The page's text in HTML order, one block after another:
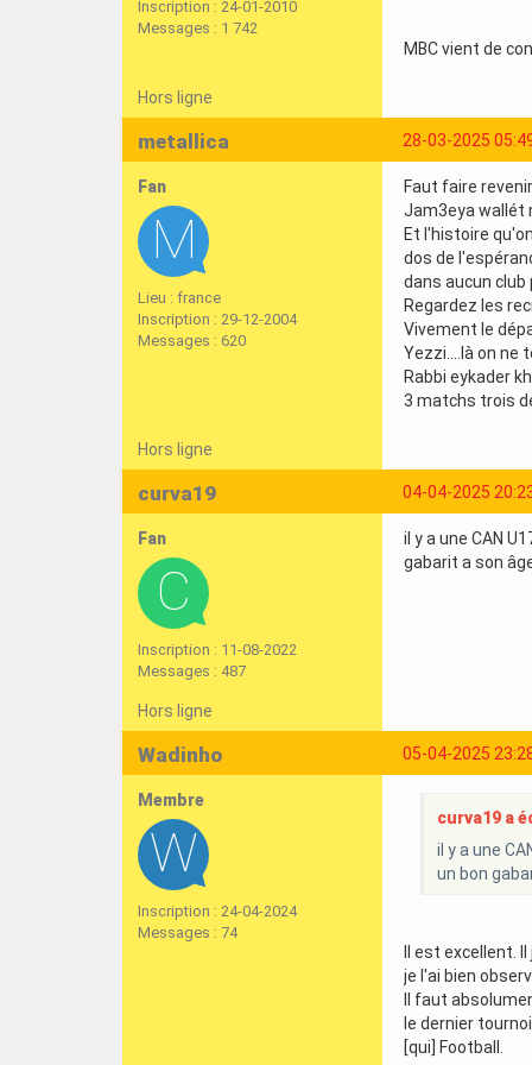
Inscription : 24-01-2010
Messages : 1 742
MBC vient de
Hors ligne
28-03-2025
metallica
Fan
Lieu : france
Inscription : 29-12-2004
Messages : 620
Faut faire
Jam3eya wallét
Et l'histoire
dos de
dans aucun club
Regardez les
Vivement le
Yezzi....là on ne
Rabbi eykader
3 matchs trois
Hors ligne
04-04-2025
curva19
Fan
Inscription : 11-08-2022
Messages : 487
il y a une CAN
gabarit a son
Hors ligne
05-04-2025
Wadinho
Membre
Inscription : 24-04-2024
Messages : 74
curva19 a
il y a une
un bon
Il est excellent.
je l'ai bien
Il faut
le dernier
[qui] Football.